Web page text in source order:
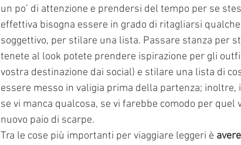
un po’ di attenzione e prendersi del tempo per se
effettiva bisogna essere in grado di ritagliarsi
soggettivo, per stilare una lista. Passare stanza per
tenete al look potete prendere ispirazione per gli
vostra destinazione dai social) e stilare una lista di
essere messo in valigia prima della partenza;
se vi manca qualcosa, se vi farebbe comodo per
nuovo paio di scarpe.
Tra le cose più importanti per viaggiare leggeri è